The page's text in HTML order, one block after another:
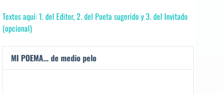
Textos aquí: 1. del Editor, 2. del Poeta sugerido y 3. del Invitado
(opcional)
MI POEMA… de medio pelo